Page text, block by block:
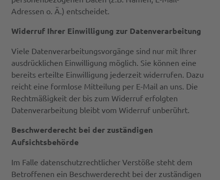
Adressen o. Ä.) entscheidet.
Widerruf Ihrer Einwilligung zur Datenverarbeitung
Viele Datenverarbeitungsvorgänge sind nur mit Ihrer
ausdrücklichen Einwilligung möglich. Sie können eine
bereits erteilte Einwilligung jederzeit widerrufen. Dazu
reicht eine formlose Mitteilung per E-Mail an uns. Die
Rechtmäßigkeit der bis zum Widerruf erfolgten
Datenverarbeitung bleibt vom Widerruf unberührt.
Beschwerderecht bei der zuständigen
Aufsichtsbehörde
Im Falle datenschutzrechtlicher Verstöße steht dem
Betroffenen ein Beschwerderecht bei der zuständigen